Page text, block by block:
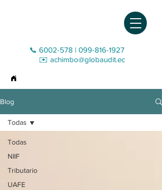
📞 6002-578 | 099-816-1927‬
✉️ achimbo@globaudit.ec
Blog
Todas
NIIF
Tributario
UAFE
Todas